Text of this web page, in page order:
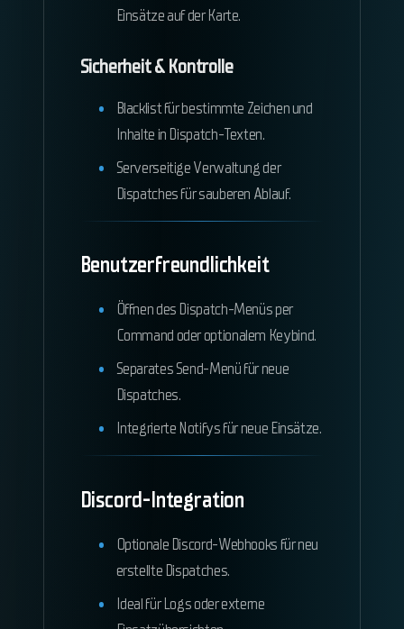
Einsätze auf der Karte.
Sicherheit & Kontrolle
Blacklist für bestimmte Zeichen und
Inhalte in Dispatch-Texten.
Serverseitige Verwaltung der
Dispatches für sauberen Ablauf.
Benutzerfreundlichkeit
Öffnen des Dispatch-Menüs per
Command oder optionalem Keybind.
Separates Send-Menü für neue
Dispatches.
Integrierte Notifys für neue Einsätze.
Discord-Integration
Optionale Discord-Webhooks für neu
erstellte Dispatches.
Ideal für Logs oder externe